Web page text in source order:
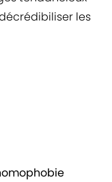
les